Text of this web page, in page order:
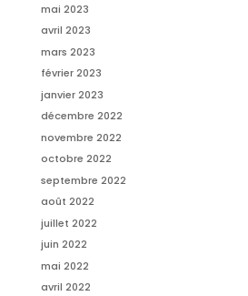
mai 2023
avril 2023
mars 2023
février 2023
janvier 2023
décembre 2022
novembre 2022
octobre 2022
septembre 2022
août 2022
juillet 2022
juin 2022
mai 2022
avril 2022